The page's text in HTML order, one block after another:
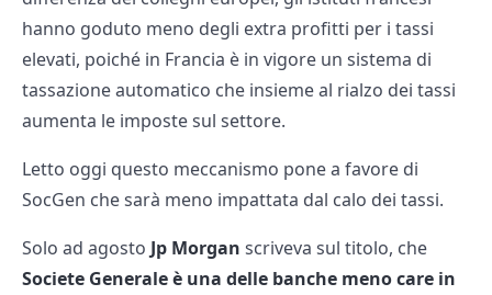
hanno goduto meno degli extra profitti per i tassi
elevati, poiché in Francia è in vigore un sistema di
tassazione automatico che insieme al rialzo dei tassi
aumenta le imposte sul settore.
Letto oggi questo meccanismo pone a favore di
SocGen che sarà meno impattata dal calo dei tassi.
Solo ad agosto Jp Morgan scriveva sul titolo, che
Societe Generale è una delle banche meno care in